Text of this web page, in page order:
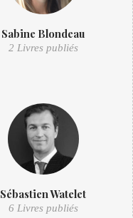
Sabine Blondeau
2 Livres publiés
Sébastien Watelet
6 Livres publiés